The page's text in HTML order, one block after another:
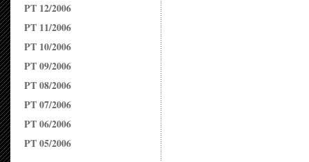
PT 12/2006
PT 11/2006
PT 10/2006
PT 09/2006
PT 08/2006
PT 07/2006
PT 06/2006
PT 05/2006